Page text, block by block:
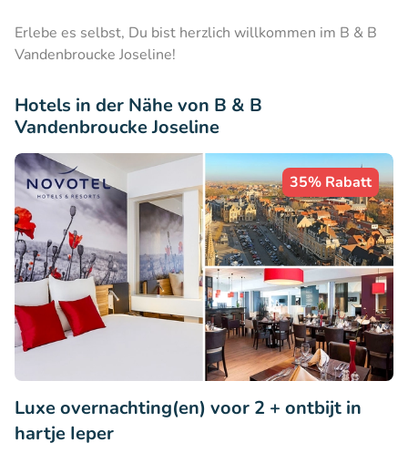
Erlebe es selbst, Du bist herzlich willkommen im B & B
Vandenbroucke Joseline!
Hotels in der Nähe von B & B
Vandenbroucke Joseline
35% Rabatt
Luxe overnachting(en) voor 2 + ontbijt in
hartje Ieper